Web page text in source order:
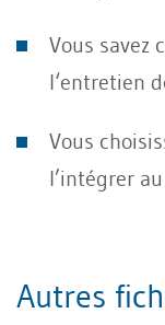
Vous savez
l‘entretien
Vous
l’intégrer
Autres